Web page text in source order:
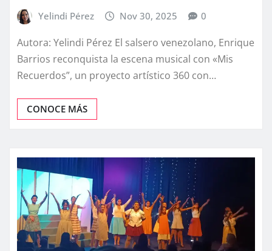
Yelindi Pérez Nov 30, 2025 0
Autora: Yelindi Pérez El salsero venezolano, Enrique
Barrios reconquista la escena musical con «Mis
Recuerdos”, un proyecto artístico 360 con…
CONOCE MÁS